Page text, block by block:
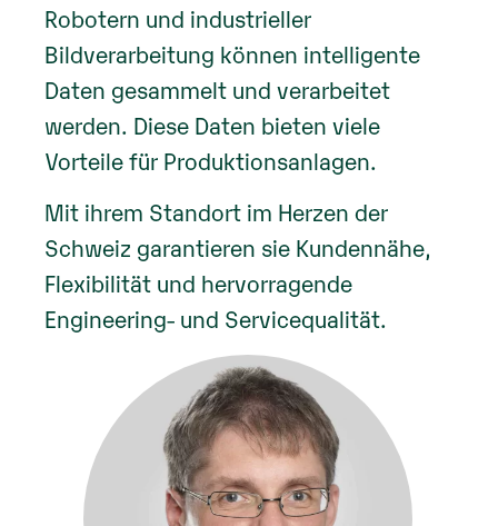
Robotern und industrieller
Bildverarbeitung können intelligente
Daten gesammelt und verarbeitet
werden. Diese Daten bieten viele
Vorteile für Produktionsanlagen.
Mit ihrem Standort im Herzen der
Schweiz garantieren sie Kundennähe,
Flexibilität und hervorragende
Engineering- und Servicequalität.